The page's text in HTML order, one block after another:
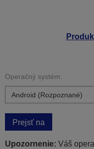
Operačný systém:
Prejsť na
Upozornenie: Váš